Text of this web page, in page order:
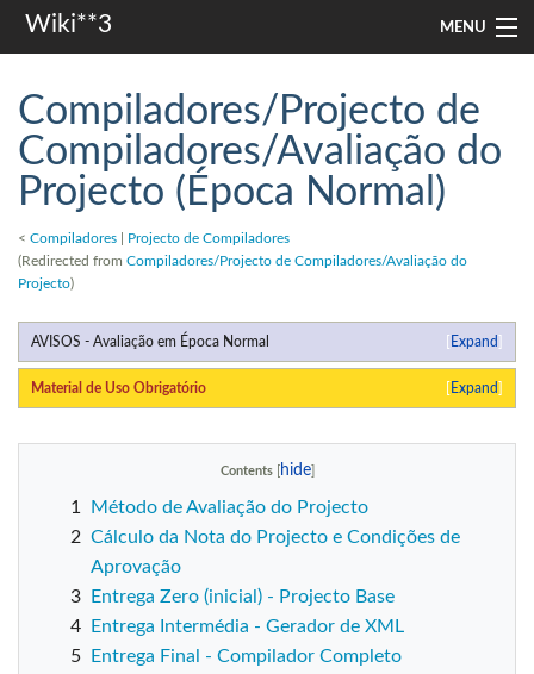
Wiki**3 MENU
aulas
investigação
misc
Compiladores/Projecto de
Compiladores/Avaliação do
Projecto (Época Normal)
< Compiladores
Projecto de Compiladores
(Redirected from Compiladores/Projecto de Compiladores/Avaliação do
Projecto)
Expand
AVISOS - Avaliação em Época Normal
Expand
Material de Uso Obrigatório
Contents
1
Método de Avaliação do Projecto
2 Cálculo da Nota do Projecto e Condições de
Aprovação
3
Entrega Zero (inicial) - Projecto Base
4
Entrega Intermédia - Gerador de XML
5
Entrega Final - Compilador Completo